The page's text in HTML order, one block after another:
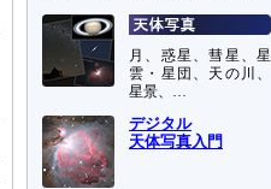
月、惑星、彗星、星
雲・星団、天の川、
星景、…
デジタル
天体写真入門